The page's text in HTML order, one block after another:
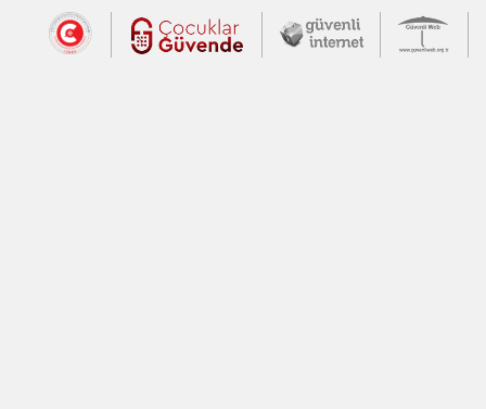
Dış Bağlantılar
Cumhurbaşkanlığı İletişim Merkezi
Çocuklar Güvende (yeni
Güvenli